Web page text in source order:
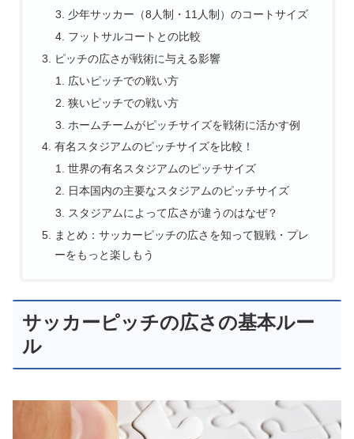
少年サッカー（8人制・11人制）のコートサイズ
フットサルコートとの比較
ピッチの広さが戦術に与える影響
広いピッチでの戦い方
狭いピッチでの戦い方
ホームチームがピッチサイズを戦術に活かす例
有名スタジアムのピッチサイズを比較！
世界の有名スタジアムのピッチサイズ
日本国内の主要なスタジアムのピッチサイズ
スタジアムによって広さが違うのはなぜ？
まとめ：サッカーピッチの広さを知って観戦・プレ
ーをもっと楽しもう
サッカーピッチの広さの基本ルー
ル